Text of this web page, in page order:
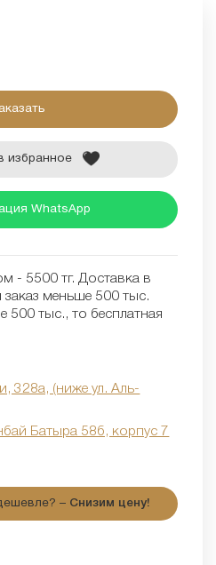
избранное
WhatsApp
- 5500 тг. Доставка в
заказ меньше 500 тыс.
500 тыс., то бесплатная
328а, (ниже ул. Аль-
Батыра 58б, корпус 7
– Снизим цену!